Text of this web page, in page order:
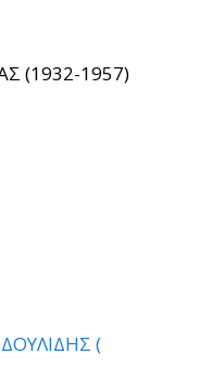
(1932-1957)
(